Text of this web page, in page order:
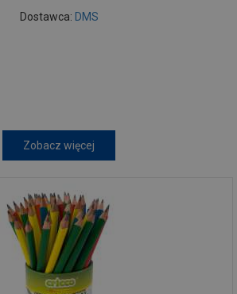
Dostawca: DMS
Zobacz więcej